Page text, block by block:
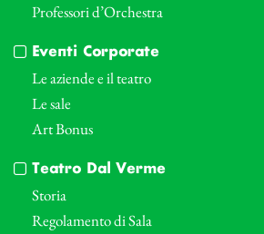
Professori d’Orchestra
Eventi Corporate
Le aziende e il teatro
Le sale
Art Bonus
Teatro Dal Verme
Storia
Regolamento di Sala